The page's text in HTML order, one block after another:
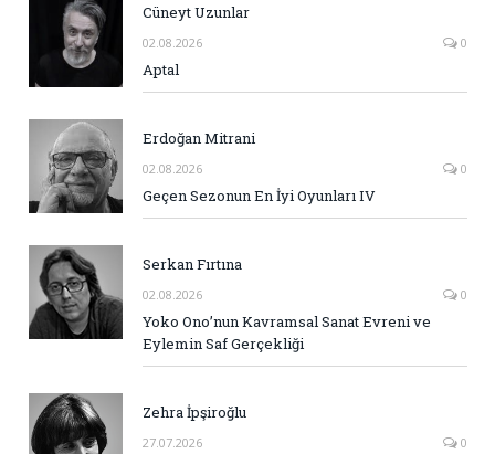
Cüneyt Uzunlar
02.08.2026 0
Aptal
Erdoğan Mitrani
02.08.2026 0
Geçen Sezonun En İyi Oyunları IV
Serkan Fırtına
02.08.2026 0
Yoko Ono’nun Kavramsal Sanat Evreni ve
Eylemin Saf Gerçekliği
Zehra İpşiroğlu
27.07.2026 0